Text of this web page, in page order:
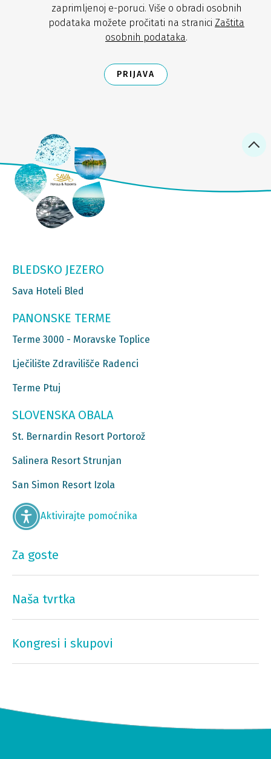
zaprimljenoj e-poruci. Više o obradi osobnih
podataka možete pročitati na stranici Zaštita
osobnih podataka.
PRIJAVA
BLEDSKO JEZERO
Sava Hoteli Bled
PANONSKE TERME
Terme 3000 - Moravske Toplice
Lječilište Zdravilišče Radenci
Terme Ptuj
SLOVENSKA OBALA
St. Bernardin Resort Portorož
Salinera Resort Strunjan
San Simon Resort Izola
Aktivirajte pomoćnika
Za goste
Naša tvrtka
Kongresi i skupovi